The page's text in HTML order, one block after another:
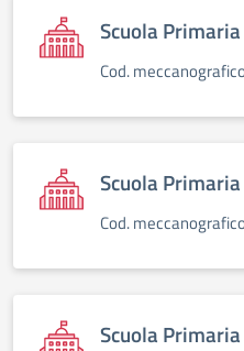
Scuola
Cod.
Scuola
Cod.
Scuola